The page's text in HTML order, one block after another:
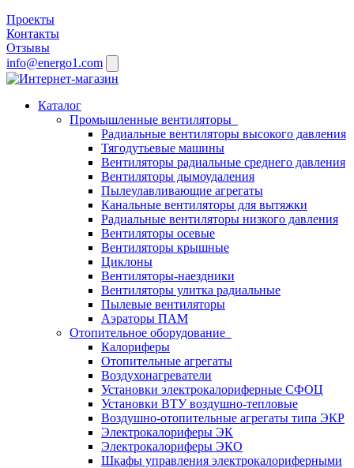
Проекты
Контакты
Отзывы
info@energo1.com
Каталог
Промышленные вентиляторы
Радиальные вентиляторы высокого давления
Тягодутьевые машины
Вентиляторы радиальные среднего давления
Вентиляторы дымоудаления
Пылеулавливающие агрегаты
Канальные вентиляторы для вытяжки
Радиальные вентиляторы низкого давления
Вентиляторы осевые
Вентиляторы крышные
Циклоны
Вентиляторы-наездники
Вентиляторы улитка радиальные
Пылевые вентиляторы
Аэраторы ПАМ
Отопительное оборудование
Калориферы
Отопительные агрегаты
Воздухонагреватели
Установки электрокалориферные СФОЦ
Установки ВТУ воздушно-тепловые
Воздушно-отопительные агрегаты типа ЭКР
Электрокалориферы ЭК
Электрокалориферы ЭКО
Шкафы управления электрокалориферными